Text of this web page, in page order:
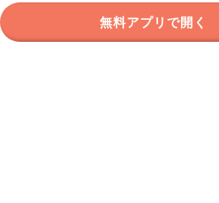
無料アプリで開く